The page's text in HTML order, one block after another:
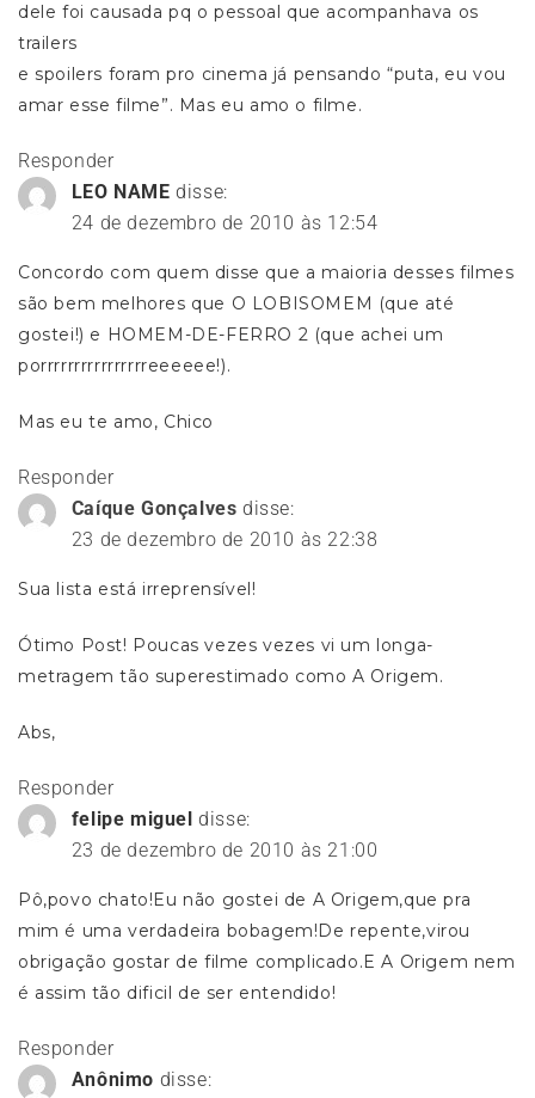
dele foi causada pq o pessoal que acompanhava os
trailers
e spoilers foram pro cinema já pensando “puta, eu vou
amar esse filme”. Mas eu amo o filme.
Responder
LEO NAME disse:
24 de dezembro de 2010 às 12:54
Concordo com quem disse que a maioria desses filmes
são bem melhores que O LOBISOMEM (que até
gostei!) e HOMEM-DE-FERRO 2 (que achei um
porrrrrrrrrrrrrrrreeeeee!).
Mas eu te amo, Chico
Responder
Caíque Gonçalves disse:
23 de dezembro de 2010 às 22:38
Sua lista está irreprensível!
Ótimo Post! Poucas vezes vezes vi um longa-
metragem tão superestimado como A Origem.
Abs,
Responder
felipe miguel disse:
23 de dezembro de 2010 às 21:00
Pô,povo chato!Eu não gostei de A Origem,que pra
mim é uma verdadeira bobagem!De repente,virou
obrigação gostar de filme complicado.E A Origem nem
é assim tão dificil de ser entendido!
Responder
Anônimo disse: